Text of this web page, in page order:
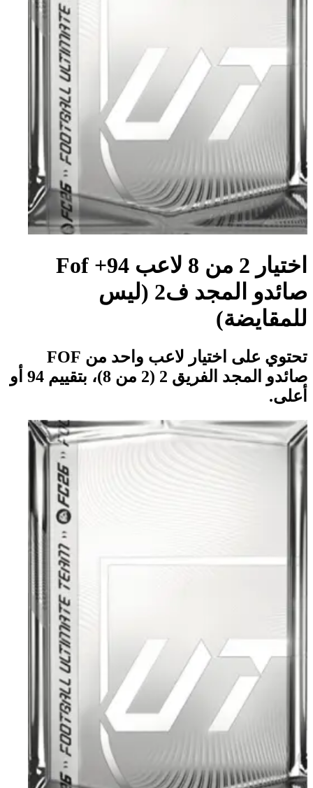
اختيار 2 من 8 لاعب 94+ Fof
صائدو المجد ف2 (ليس
للمقايضة)
تحتوي على اختيار لاعب واحد من FOF
صائدو المجد الفريق 2 (2 من 8)، بتقييم 94 أو
أعلى.